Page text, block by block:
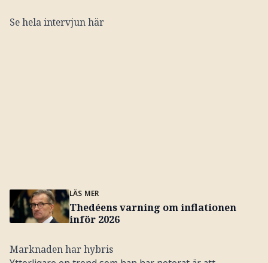
Se hela intervjun här
LÄS MER
Thedéens varning om inflationen
inför 2026
Marknaden har hybris